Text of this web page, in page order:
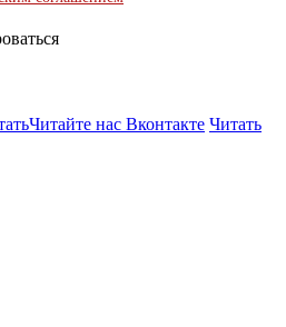
Читайте нас Вконтакте Читать